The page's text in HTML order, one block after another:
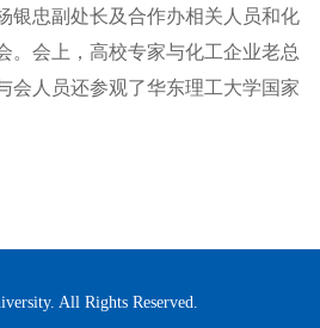
银忠副处长及合作办相关人员和化
。会上，高校专家与化工企业老总
会人员还参观了华东理工大学国家
All Rights Reserved.